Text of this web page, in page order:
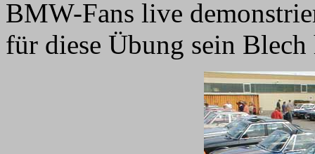
BMW-Fans live
für diese Übung sein